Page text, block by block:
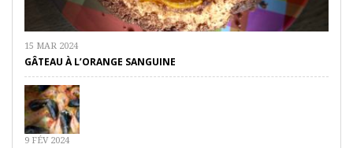
15 MAR 2024
GÂTEAU À L’ORANGE SANGUINE
9 FÉV 2024